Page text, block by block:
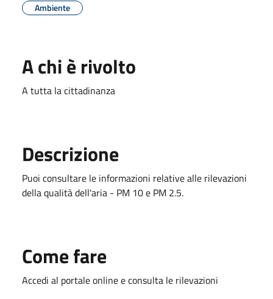
Ambiente
A chi è rivolto
A tutta la cittadinanza
Descrizione
Puoi consultare le informazioni relative alle rilevazioni
della qualità dell'aria - PM 10 e PM 2.5.
Come fare
Accedi al portale online e consulta le rilevazioni